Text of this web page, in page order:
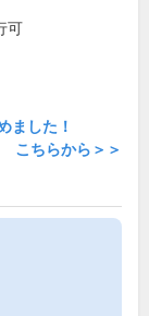
可
ました！
こちらから＞＞